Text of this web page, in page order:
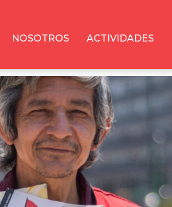
NOSOTROS ACTIVIDADES